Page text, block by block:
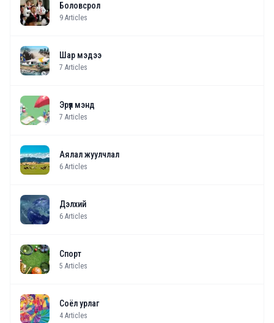
Боловсрол
9 Articles
Шар мэдээ
7 Articles
Эрүүл мэнд
7 Articles
Аялал жуулчлал
6 Articles
Дэлхий
6 Articles
Спорт
5 Articles
Соёл урлаг
4 Articles